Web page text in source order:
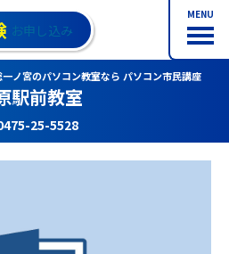
MENU
お申し込み
ノ宮のパソコン教室なら パソコン市民講座
駅前教室
25-5528